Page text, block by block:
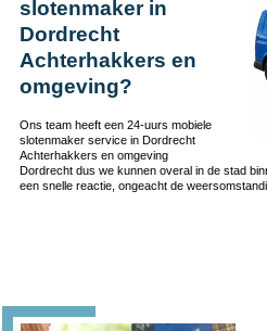
slotenmaker in
Dordrecht
Achterhakkers en
omgeving?
Ons team heeft een 24-uurs mobiele
slotenmaker service in Dordrecht
Achterhakkers en omgeving
Dordrecht dus we kunnen overal in de stad
een snelle reactie, ongeacht de